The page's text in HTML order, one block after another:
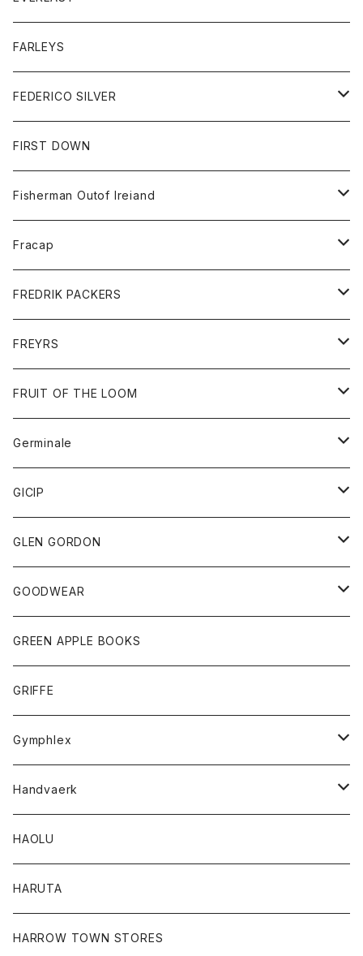
シャツ
セーター
ボトム
ショートパンツ
パンツ
レディース
コート
ジャケット
Tシャツ
ボトム
トップス
ジャケット
スエットシャツ
ボトム
スエットパンツ
グッズ
帽子
FARLEYS
FEDERICO SILVER
アクセサリー
FIRST DOWN
Fisherman Outof Ireiand
ニット
Fracap
グッズ
靴
FREDRIK PACKERS
アクセサリー
バッグ
FREYRS
サングラス
FRUIT OF THE LOOM
アウター
パーカー
グッズ
ネクタイ
チーフ
トップス
シャツ
タンクトップ
ボトム
ショートパンツ
スカート
レディース
スカート
Tシャツ
Germinale
靴
サンダル
GICIP
トップス
Tシャツ
GLEN GORDON
グッズ
手袋
GOODWEAR
トップス
Tシャツ
GREEN APPLE BOOKS
GRIFFE
Gymphlex
アウター
カーディガン
コート
トップス
シャツ
スウェット
レディース
カーディガン
ボトム
Handvaerk
トップス
Tシャツ
ロンTEE
HAOLU
HARUTA
HARROW TOWN STORES